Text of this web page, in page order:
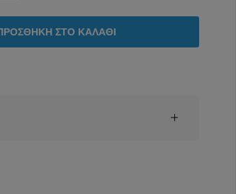
ΣΤΟ ΚΑΛΆΘΙ